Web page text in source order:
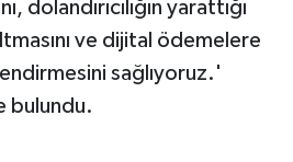
dolandırıcılığın yarattığı
ve dijital ödemelere
sağlıyoruz.'
bulundu.